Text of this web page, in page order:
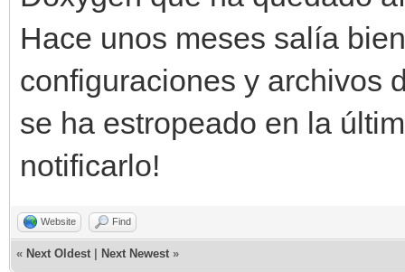
Hace unos meses salía
configuraciones y archivos
se ha estropeado en la
notificarlo!
Website Find
« Next Oldest Next Newest »